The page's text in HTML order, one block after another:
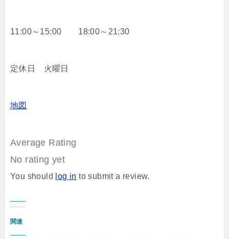
11:00～15:00 18:00～21:30
定休日 火曜日
地図
Average Rating
No rating yet
You should log in to submit a review.
関連